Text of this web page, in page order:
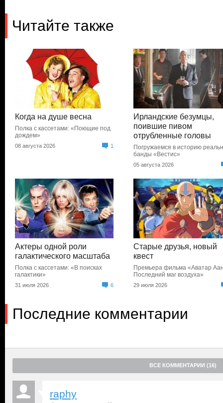
Читайте также
Когда на душе весна
Полка с кассетами: «Поющие под
дождем»
08 августа 2026 1
Ирландские безумцы,
поившие пивом
отрубленные головы
Погружаемся в историю
банды «Вестис»
05 августа 2026
Актеры одной роли
галактического масштаба
Полка с кассетами: «В поисках
галактики»
31 июля 2026 6
Старые друзья, новый
квест
Премьера фильма «Аватар
Последний маг воздуха»
29 июля 2026
Последние комментарии
ВСЕ КОММЕНТАРИИ (16)
raphy